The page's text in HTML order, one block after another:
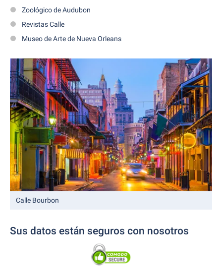
Zoológico de Audubon
Revistas Calle
Museo de Arte de Nueva Orleans
Calle Bourbon
Sus datos están seguros con nosotros